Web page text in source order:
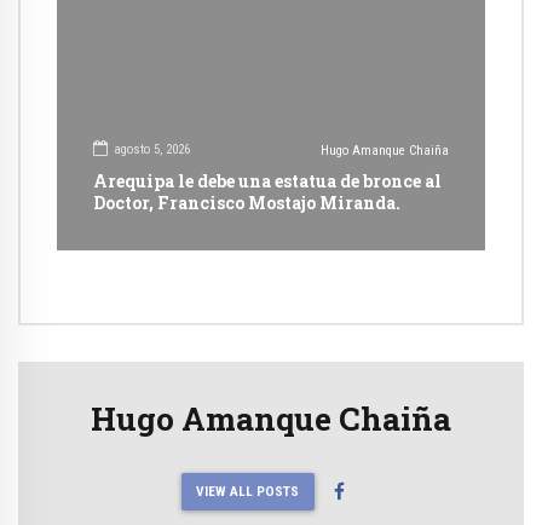
agosto 5, 2026 Hugo Amanque Chaiña
Arequipa le debe una estatua de bronce al
Doctor, Francisco Mostajo Miranda.
Hugo Amanque Chaiña
VIEW ALL POSTS